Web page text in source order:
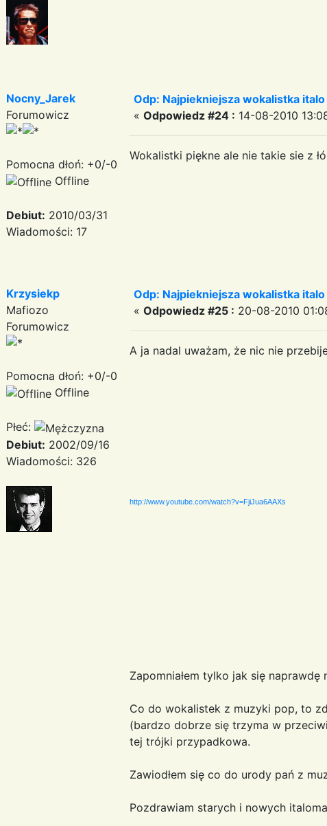
Nocny_Jarek
Forumowicz
Pomocna dłoń: +0/-0
Offline
Debiut: 2010/03/31
Wiadomości: 17
Odp: Najpiekniejsza wokalistka italo
« Odpowiedz #24 : 14-08-2010
Wokalistki piękne ale nie takie sie z
Krzysiekp
Mafiozo
Forumowicz
Pomocna dłoń: +0/-0
Offline
Płeć:
Debiut: 2002/09/16
Wiadomości: 326
Odp: Najpiekniejsza wokalistka italo
« Odpowiedz #25 : 20-08-2010
A ja nadal uważam, że nic nie
http://www.youtube.com/watch?v=FjiJua6AAXs
Zapomniałem tylko jak się
Co do wokalistek z muzyki pop, to
(bardzo dobrze się trzyma w
tej trójki przypadkowa.
Zawiodłem się co do urody pań z
Pozdrawiam starych i nowych